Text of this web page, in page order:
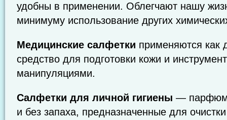
удобны в применении. Облегчают нашу
минимуму использование других
Медицинские салфетки применяются как
средство для подготовки кожи и
манипуляциями.
Салфетки для личной гигиены —
и без запаха, предназначенные для